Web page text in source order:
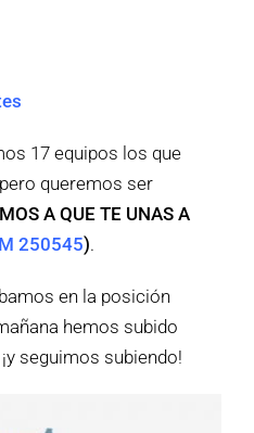
17 equipos los que
queremos ser
A QUE TE UNAS A
250545).
en la posición
hemos subido
seguimos subiendo!